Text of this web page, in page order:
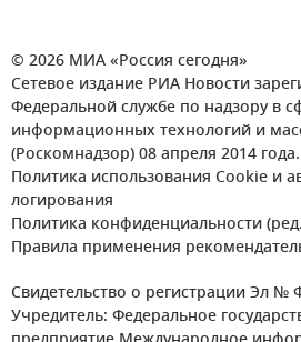
© 2026 МИА «Россия сегодня»
Сетевое издание РИА Новости
Федеральной службе по надзору в
информационных технологий и
(Роскомнадзор) 08 апреля 2014 года.
Политика использования Cookie и
логирования
Политика конфиденциальности
Правила применения
Свидетельство о регистрации Эл №
Учредитель: Федеральное